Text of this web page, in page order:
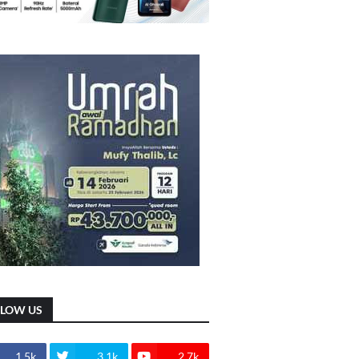
US
1.5k 3.1k 2.7k